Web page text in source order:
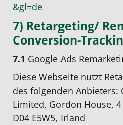
&gl=de
7) Retargeting/
Conversion-
7.1 Google Ads
Diese Webseite nutzt
des folgenden Anbieters:
Limited, Gordon House,
D04 E5W5, Irland